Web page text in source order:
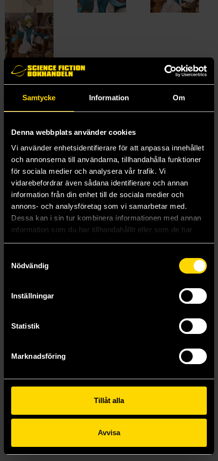
Samtycke Information Om
Denna webbplats använder cookies
Vi använder enhetsidentifierare för att anpassa innehållet
och annonserna till användarna, tillhandahålla funktioner
för sociala medier och analysera vår trafik. Vi
vidarebefordrar även sådana identifierare och annan
information från din enhet till de sociala medier och
annons- och analysföretag som vi samarbetar med.
Dessa kan i sin tur kombinera informationen med annan
information som du har tillhandahållit eller som de har
samlat in när du har använt deras tjänster.
Nödvändig
Inställningar
Statistik
Marknadsföring
Tillåt alla
Avvisa
Samlarfigur av Coco från Witch Hat Atelier.
Mer från Good Smile Company
Hazbin Hotel
Coco Nendoroid Action Figure 10 cm
Visa allt